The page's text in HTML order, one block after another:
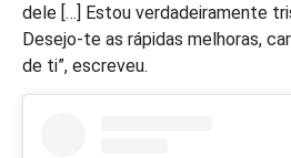
dele […] Estou verdadeiramente
Desejo-te as rápidas melhoras,
de ti”, escreveu.